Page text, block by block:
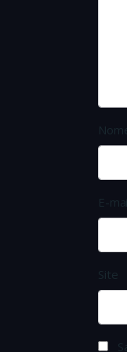
E-
Site